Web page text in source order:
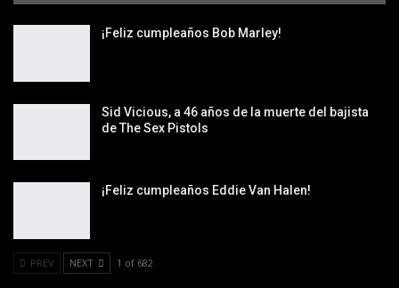
¡Feliz cumpleaños Bob Marley!
Sid Vicious, a 46 años de la muerte del bajista
de The Sex Pistols
¡Feliz cumpleaños Eddie Van Halen!
PREV NEXT 1 of 682